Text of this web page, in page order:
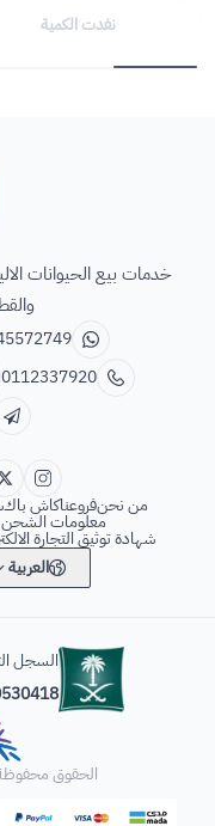
نفدت الكمية
خدمات بيع الحيوانات
0112337920
من نحنفروعناكاش باك
معلومات الشحن
شهادة توثيق التجارة
العربية
السجل
الحقوق محفوظة |